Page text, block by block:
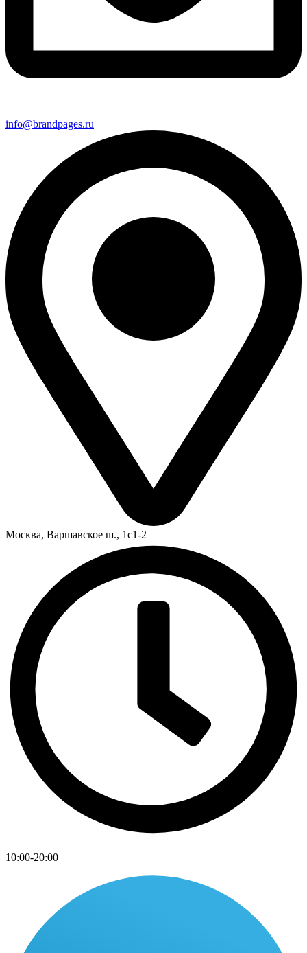
info@brandpages.ru
Москва, Варшавское ш., 1с1-2
10:00-20:00